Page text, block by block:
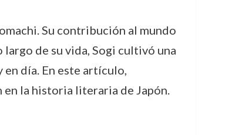
Su contribución al mundo
de su vida, Sogi cultivó una
día. En este artículo,
en la historia literaria de Japón.